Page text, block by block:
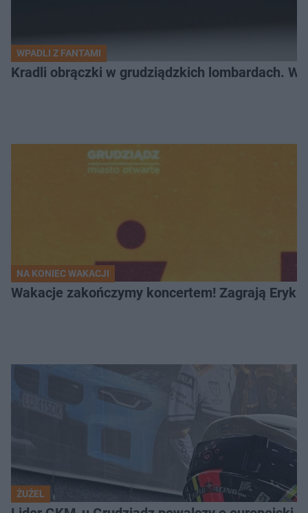
WPADLI Z FANTAMI
Kradli obrączki w grudziądzkich lombardach.
NA KONIEC WAKACJI
Wakacje zakończymy koncertem! Zagrają Eryk
ŻUŻEL